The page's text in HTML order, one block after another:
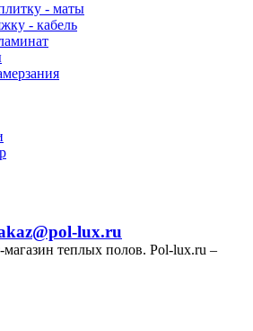
- маты
- кабель
lux.ru
теплых полов. Pol-lux.ru –